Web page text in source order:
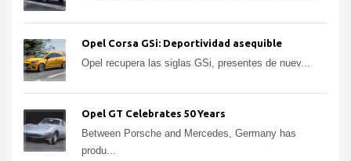
Opel Corsa GSi: Deportividad asequible
Opel recupera las siglas GSi, presentes de nuev...
Opel GT Celebrates 50 Years
Between Porsche and Mercedes, Germany has
produ...